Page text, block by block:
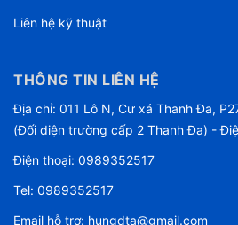
thanh, mang đến sự kết hợp hài hòa giữa
trung thực và mạnh mẽ.
Liên hệ kỹ thuật
THÔNG TIN LIÊN HỆ
Địa chỉ: 011 Lô N, Cư xá Thanh Đa,
(Đối diện trường cấp 2 Thanh Đa) -
Điện thoại: 0989352517
Tel: 0989352517
Email hỗ trợ: hungdta@gmail.com